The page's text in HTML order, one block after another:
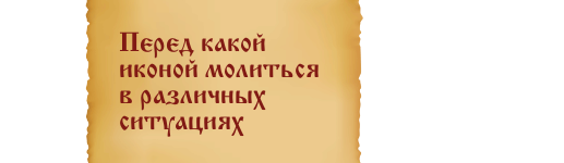
Перед какой
иконой молиться
в различных
ситуациях